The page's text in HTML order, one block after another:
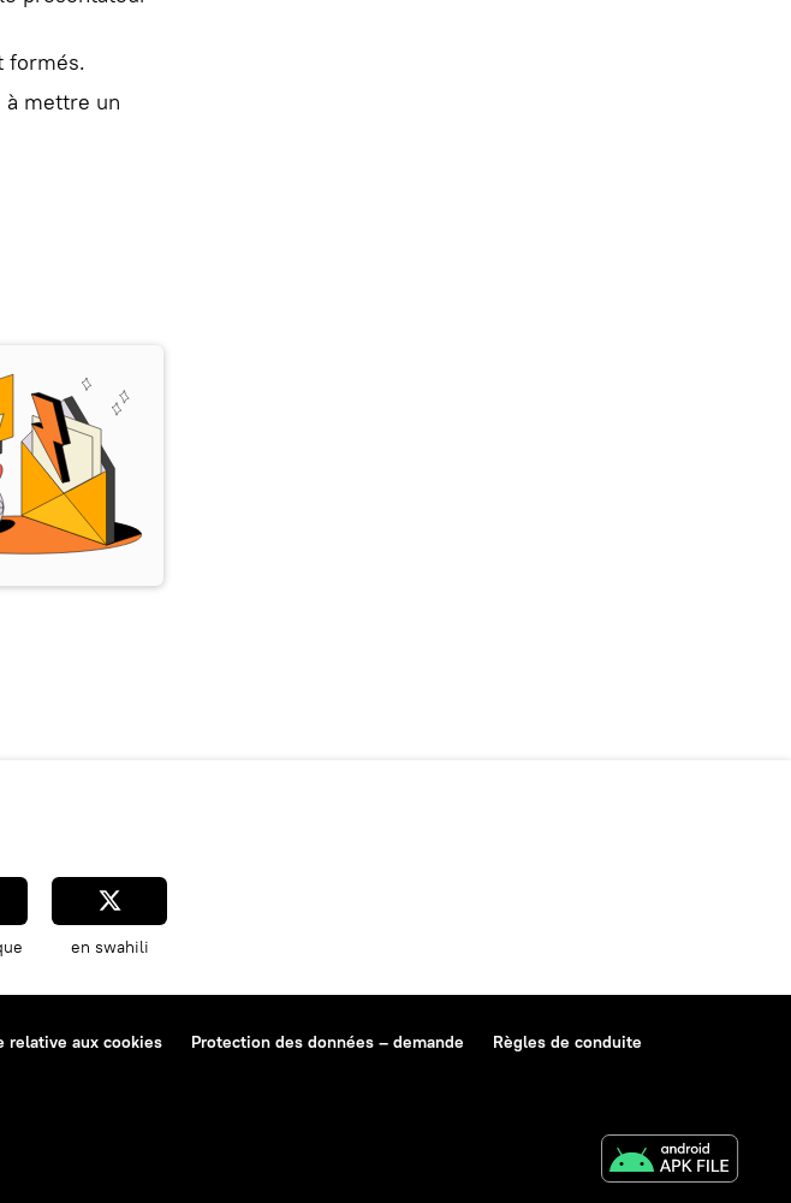
formés.
à mettre un
en swahili
relative aux cookies Protection des données – demande
Règles de conduite